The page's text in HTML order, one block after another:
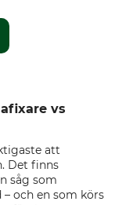
vs
att
Det finns
såg som
och en som körs